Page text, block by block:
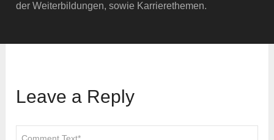
der Weiterbildungen, sowie Karrierethemen.
Leave a Reply